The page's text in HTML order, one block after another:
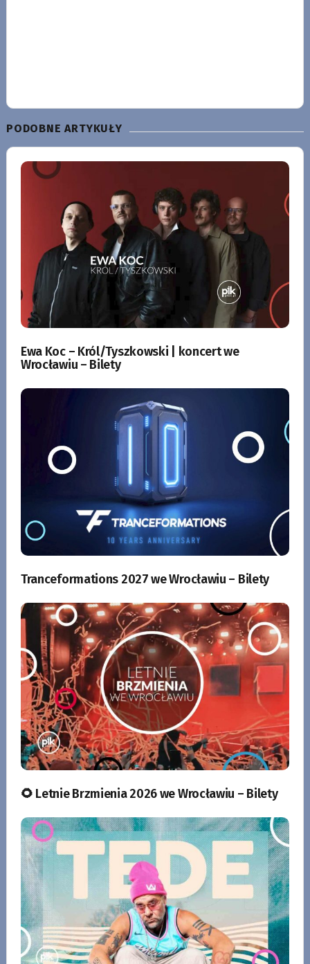
PODOBNE ARTYKUŁY
Ewa Koc – Król/Tyszkowski | koncert we
Wrocławiu – Bilety
Tranceformations 2027 we Wrocławiu – Bilety
🌻 Letnie Brzmienia 2026 we Wrocławiu – Bilety